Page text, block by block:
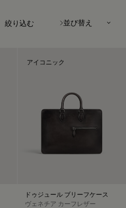
絞り込む
アイコニック
ドゥジュール ブリーフケース
ヴェネチア カーフレザー